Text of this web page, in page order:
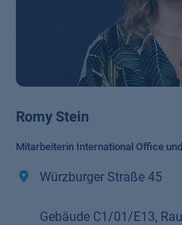
Romy Stein
Mitarbeiterin International Office
Würzburger Straße 45
Gebäude C1/01/E13,